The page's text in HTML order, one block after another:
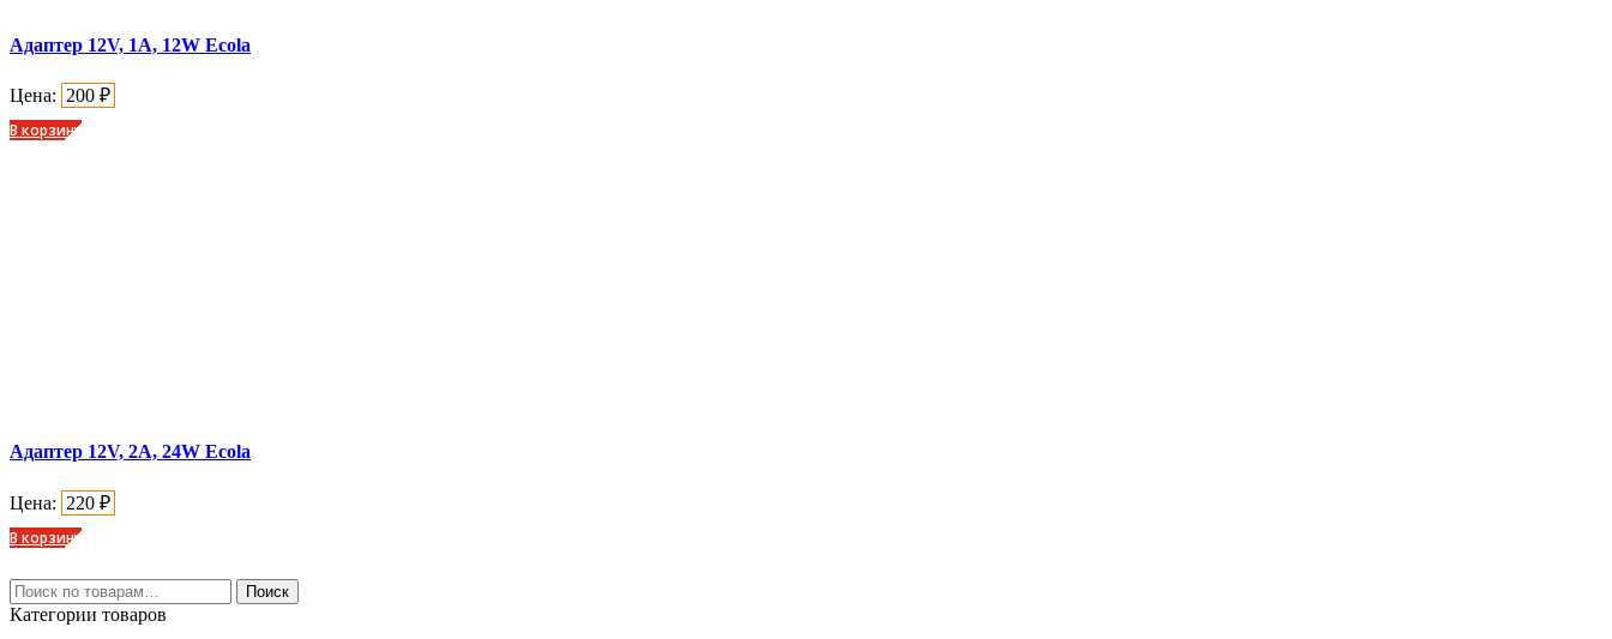
Адаптер 12V, 1A, 12W Ecola
Цена: 200 ₽
В корзину
Адаптер 12V, 2A, 24W Ecola
Цена: 220 ₽
В корзину
Искать: Поиск
Категории товаров